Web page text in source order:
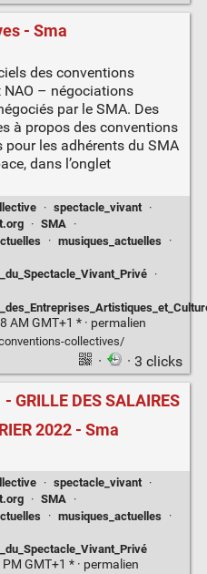
- Sma
des conventions
– négociations
par le SMA. Des
à propos des conventions
les adhérents du SMA
dans l’onglet
· spectacle_vivant ·
· SMA ·
· musiques_actuelles
·
·
AM GMT+1 * · permalien
collectives/
· · 3 clicks
GRILLE DES SALAIRES
2022 - Sma
· spectacle_vivant ·
· SMA ·
· musiques_actuelles
·
GMT+1 * · permalien